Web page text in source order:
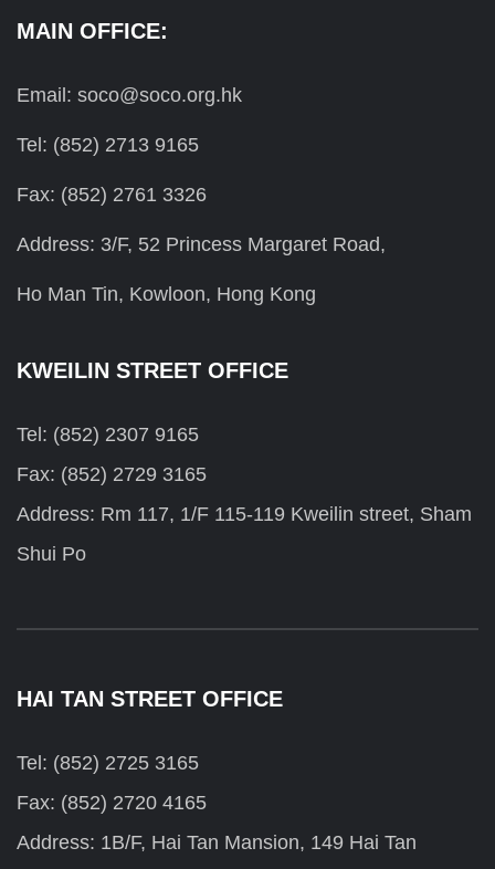
MAIN OFFICE:
Email: soco@soco.org.hk
Tel: (852) 2713 9165
Fax: (852) 2761 3326
Address: 3/F, 52 Princess Margaret Road,
Ho Man Tin, Kowloon, Hong Kong
KWEILIN STREET OFFICE
Tel: (852) 2307 9165
Fax: (852) 2729 3165
Address: Rm 117, 1/F 115-119 Kweilin street, Sham
Shui Po
HAI TAN STREET OFFICE
Tel: (852) 2725 3165
Fax: (852) 2720 4165
Address: 1B/F, Hai Tan Mansion, 149 Hai Tan